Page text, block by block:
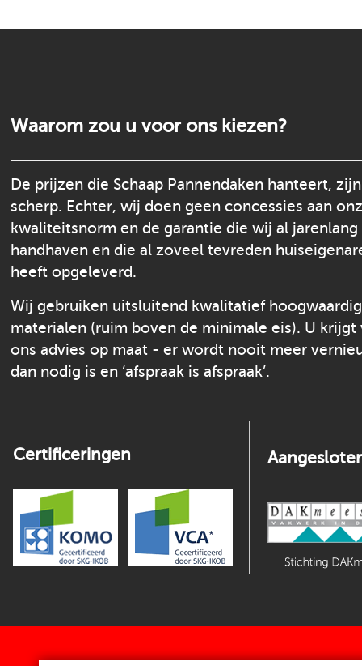
Waarom zou u voor ons kiezen?
De prijzen die Schaap Pannendaken hanteert,
scherp. Echter, wij doen geen concessies aan
kwaliteitsnorm en de garantie die wij al jarenlang
handhaven en die al zoveel tevreden
heeft opgeleverd.
Wij gebruiken uitsluitend kwalitatief
materialen (ruim boven de minimale eis). U krijgt
ons advies op maat - er wordt nooit meer
dan nodig is en ‘afspraak is afspraak’.
Certificeringen